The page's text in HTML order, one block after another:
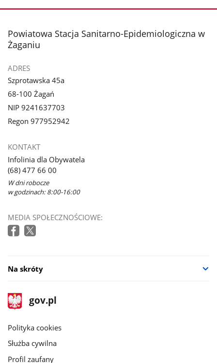
stopka
Powiatowa Stacja Sanitarno-Epidemiologiczna w
Żaganiu
ADRES
Szprotawska 45a
68-100 Żagań
NIP 9241637703
Regon 977952942
KONTAKT
Infolinia dla Obywatela
(68) 477 66 00
W dni robocze
w godzinach: 8:00-16:00
MEDIA SPOŁECZNOŚCIOWE:
Na skróty
stopka
gov.pl
Strona
gov.pl
gov.pl
Polityka cookies
Służba cywilna
Profil zaufany